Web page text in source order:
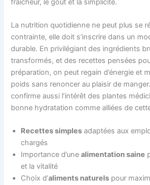
fraîcheur, le goût et la simplicité.
La nutrition quotidienne ne peut plus se
contrainte, elle doit s’inscrire dans un
durable. En privilégiant des ingrédients
transformés, et des recettes pensées
préparation, on peut regain d’énergie et
poids sans renoncer au plaisir de
confirme aussi l’intérêt des plantes
bonne hydratation comme alliées de
Recettes simples adaptées aux
chargés
Importance d’unealimentation saine
et la vitalité
Choix d’aliments naturels pour